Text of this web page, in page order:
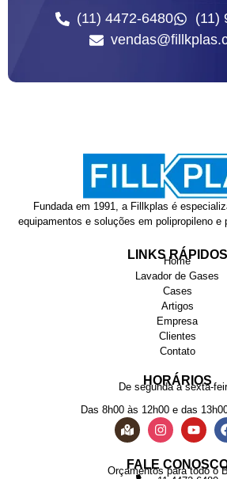
(11) 4472-6480
(11)
Fundada em 1991, a Fillkplas é
equipamentos e soluções em polipropileno e
LINKS RÁPIDOS
Home
Lavador de Gases
Cases
Artigos
Empresa
Clientes
Contato
HORÁRIOS
De segunda à sexta-
Das 8h00 às 12h00 e das
FALE
Orçamentos para todo o